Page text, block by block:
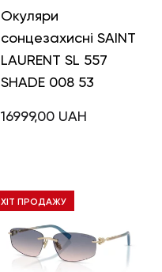
Окуляри
сонцезахисні SAINT
LAURENT SL 557
SHADE 008 53
16999,00 UAH
ХІТ ПРОДАЖУ